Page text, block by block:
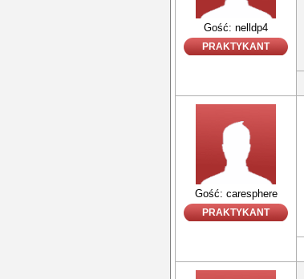
Gość: nelldp4
PRAKTYKANT
Gość: caresphere
PRAKTYKANT